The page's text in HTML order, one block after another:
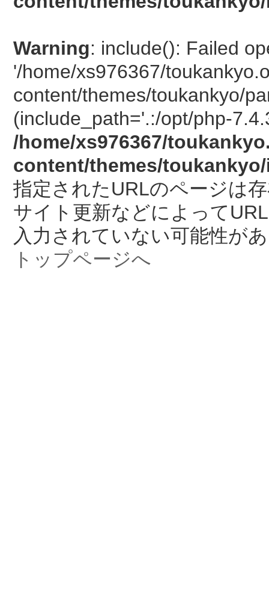
Warning: include(): Failed
'/home/xs976367/
content/themes/toukankyo/
(include_path='.:/opt/php-
/home/xs976367/
content/themes/
指定されたURLのページは
サイト更新などによって
入力されていない可能性が
トップページへ